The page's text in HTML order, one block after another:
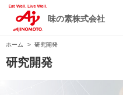
味の素株式会社
ホーム 研究開発
研究開発